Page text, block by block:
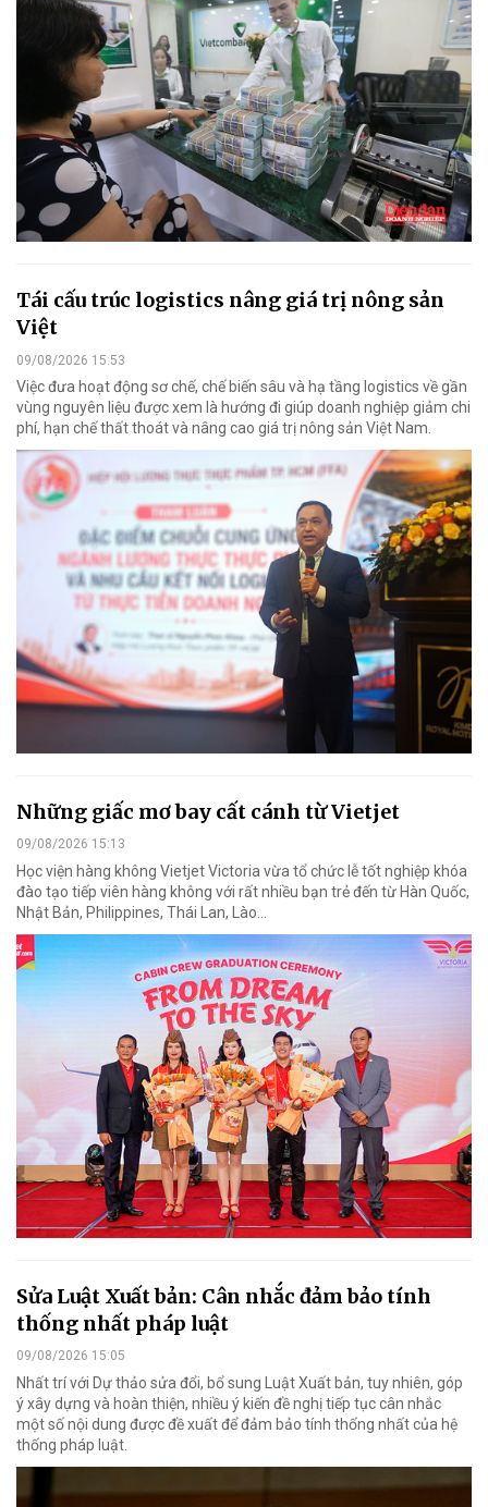
Tái cấu trúc logistics nâng giá trị nông sản
Việt
09/08/2026 15:53
Việc đưa hoạt động sơ chế, chế biến sâu và hạ tầng logistics về gần
vùng nguyên liệu được xem là hướng đi giúp doanh nghiệp giảm chi
phí, hạn chế thất thoát và nâng cao giá trị nông sản Việt Nam.
Những giấc mơ bay cất cánh từ Vietjet
09/08/2026 15:13
Học viện hàng không Vietjet Victoria vừa tổ chức lễ tốt nghiệp khóa
đào tạo tiếp viên hàng không với rất nhiều bạn trẻ đến từ Hàn Quốc,
Nhật Bản, Philippines, Thái Lan, Lào…
Sửa Luật Xuất bản: Cân nhắc đảm bảo tính
thống nhất pháp luật
09/08/2026 15:05
Nhất trí với Dự thảo sửa đổi, bổ sung Luật Xuất bản, tuy nhiên, góp
ý xây dựng và hoàn thiện, nhiều ý kiến đề nghị tiếp tục cân nhắc
một số nội dung được đề xuất để đảm bảo tính thống nhất của hệ
thống pháp luật.